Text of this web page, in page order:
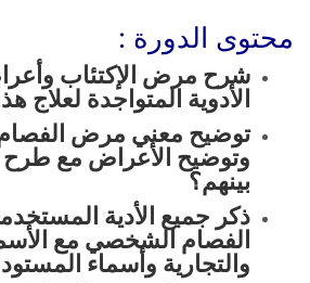
محتوى الدورة :
شرح مرض الإكتئاب
الأدوية المتواجدة لعلاج
توضيح معني مرض
وتوضيح الأعراض مع طرح
بينهم؟
ذكر جميع الأدية
الفصام الشخصي مع
والتجارية وأسماء